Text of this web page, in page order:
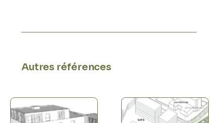
Autres références